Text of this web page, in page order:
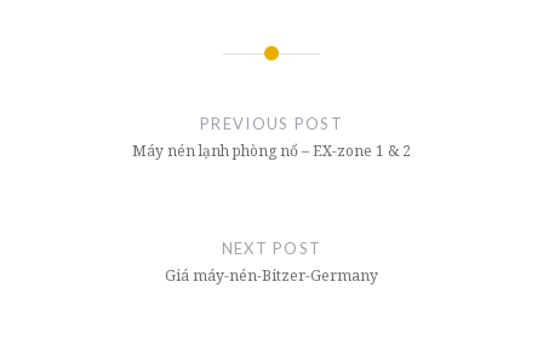
PREVIOUS POST
Máy nén lạnh phòng nổ – EX-zone 1 & 2
NEXT POST
Giá máy-nén-Bitzer-Germany